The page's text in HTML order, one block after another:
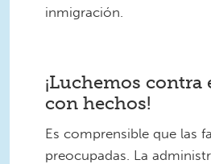
inmigración.
¡Luchemos contra
con hechos!
Es comprensible que las
preocupadas. La